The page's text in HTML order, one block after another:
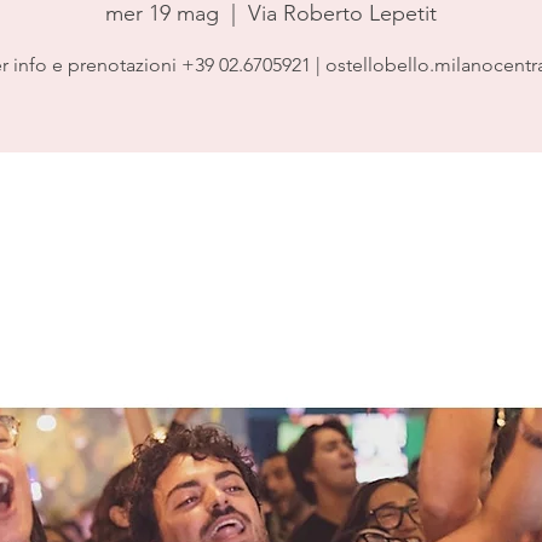
mer 19 mag Via Roberto Lepetit
info e prenotazioni +39 02.6705921 |